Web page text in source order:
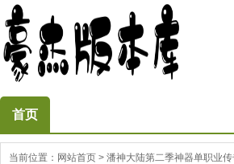
首页
当前位置： 网站首页 > 潘神大陆第二季神器单职业